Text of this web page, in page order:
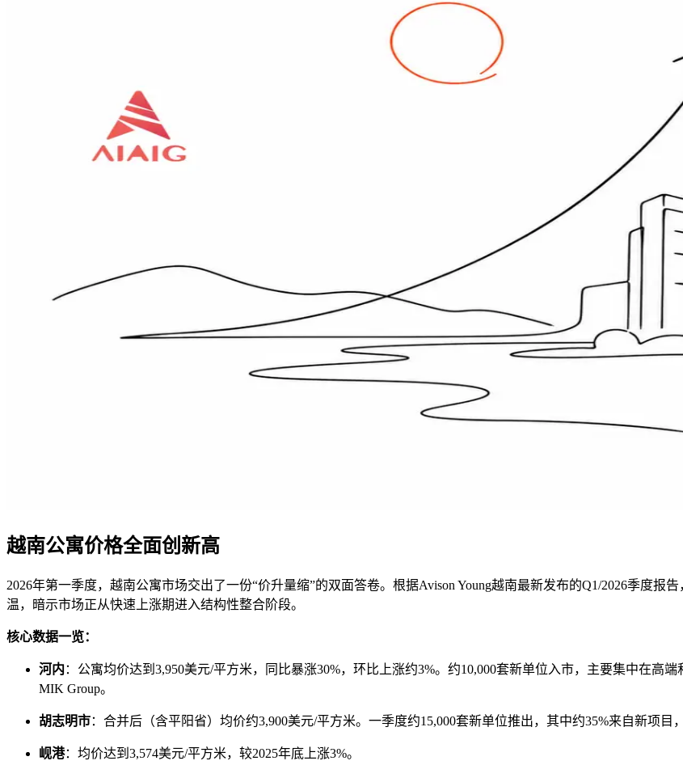
越南公寓价格全面创新高
2026年第一季度，越南公寓市场交出了一份“价升量缩”的双面答卷。根据Avison Young越南最新发布的Q1/2026季度
温，暗示市场正从快速上涨期进入结构性整合阶段。
核心数据一览：
河内 ：公寓均价达到3,950美元/平方米，同比暴涨30%，环比上涨约3%。约10,000套新单位入市，主要集中在高端
MIK Group。
胡志明市：合并后（含平阳省）均价约3,900美元/平方米。一季度约15,000套新单位推出，其中约35%来自新项目
岘港：均价达到3,574美元/平方米，较2025年底上涨3%。